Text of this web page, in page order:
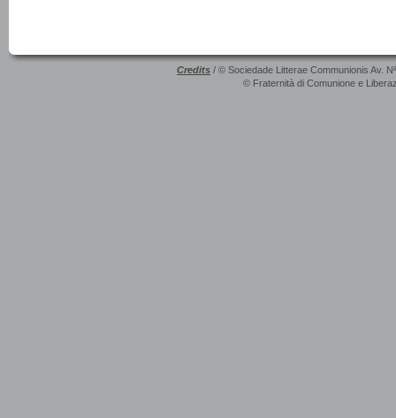
Credits / © Sociedade Litterae Communionis Av.
© Fraternità di Comunione e